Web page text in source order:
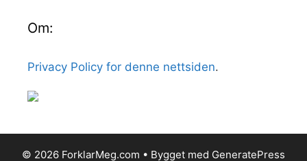
Om:
Privacy Policy for denne nettsiden.
© 2026 ForklarMeg.com • Bygget med GeneratePress